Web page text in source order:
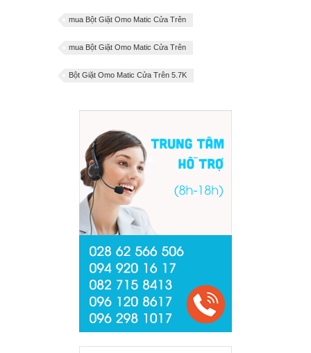
mua Bột Giặt Omo Matic Cửa Trên
mua Bột Giặt Omo Matic Cửa Trên
Bột Giặt Omo Matic Cửa Trên 5.7K